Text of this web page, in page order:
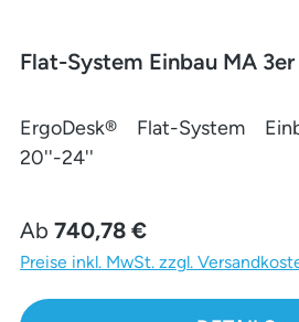
Flat-System Einbau MA
ErgoDesk® Flat-System
20''-24''
Regulärer Preis:
Ab 740,78 €
Preise inkl. MwSt. zzgl.